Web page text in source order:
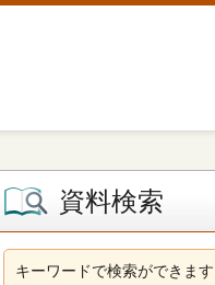
資料検索
キーワードで検索ができます